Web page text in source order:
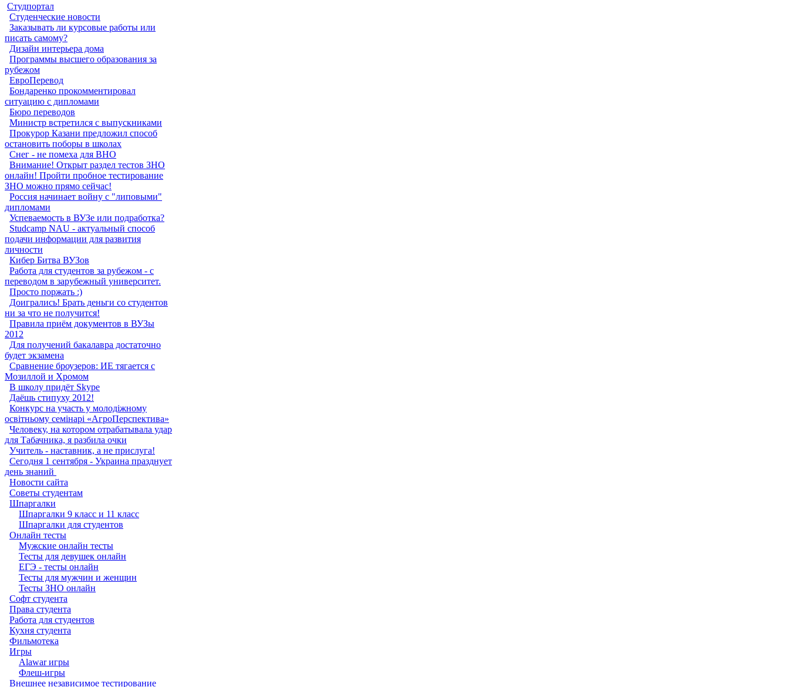
Студпортал
Студенческие новости
Заказывать ли курсовые работы или
писать самому?
Дизайн интерьера дома
Программы высшего образования за
рубежом
ЕвроПеревод
Бондаренко прокомментировал
ситуацию с дипломами
Бюро переводов
Министр встретился с выпускниками
Прокурор Казани предложил способ
остановить поборы в школах
Снег - не помеха для ВНО
Внимание! Открыт раздел тестов ЗНО
онлайн! Пройти пробное тестирование
ЗНО можно прямо сейчас!
Россия начинает войну с "липовыми"
дипломами
Успеваемость в ВУЗе или подработка?
Studcamp NAU - актуальный способ
подачи информации для развития
личности
Кибер Битва ВУЗов
Работа для студентов за рубежом - с
переводом в зарубежный университет.
Просто поржать :)
Доигрались! Брать деньги со студентов
ни за что не получится!
Правила приём документов в ВУЗы
2012
Для получений бакалавра достаточно
будет экзамена
Сравнение броузеров: ИЕ тягается с
Мозиллой и Хромом
В школу придёт Skype
Даёшь стипуху 2012!
Конкурс на участь у молодіжному
освітньому семінарі «АгроПерспектива»
Человеку, на котором отрабатывала удар
для Табачника, я разбила очки
Учитель - наставник, а не прислуга!
Сегодня 1 сентября - Украина празднует
день знаний ‎
Новости сайта
Советы студентам
Шпаргалки
Шпаргалки 9 класс и 11 класс
Шпаргалки для студентов
Онлайн тесты
Мужские онлайн тесты
Тесты для девушек онлайн
ЕГЭ - тесты онлайн
Тесты для мужчин и женщин
Тесты ЗНО онлайн
Софт студента
Права студента
Работа для студентов
Кухня студента
Фильмотека
Игры
Alawar игры
Флеш-игры
Внешнее независимое тестирование